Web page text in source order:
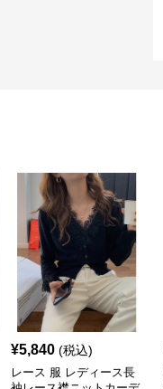
¥5,840 (税込)
レース 服 レディース長